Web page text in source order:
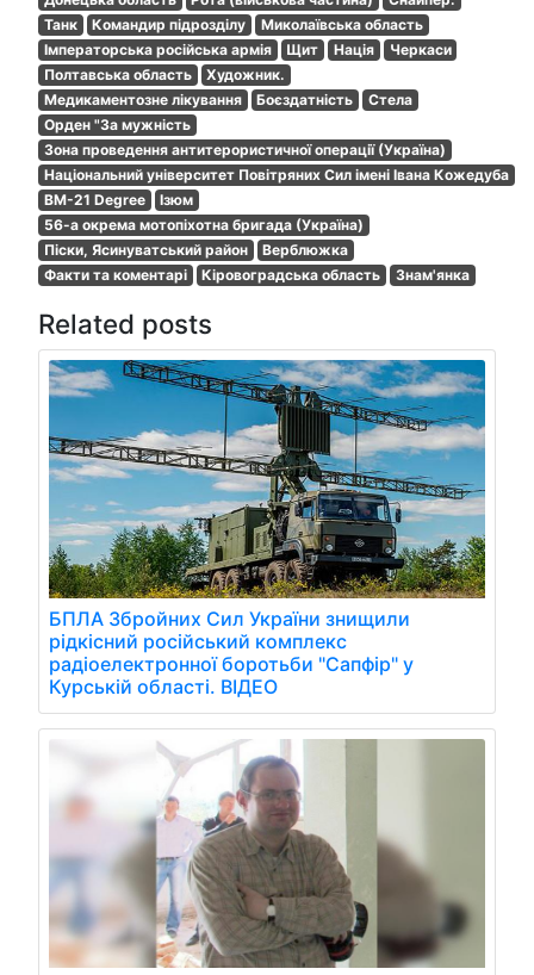
Танк
Командир підрозділу
Миколаївська область
Імператорська російська армія
Щит Нація
Черкаси
Полтавська область
Художник.
Медикаментозне лікування
Боєздатність
Стела
Орден "За мужність
Зона проведення антитерористичної операції (Україна)
Національний університет Повітряних Сил імені Івана Кожедуба
BM-21 Degree
Ізюм
56-а окрема мотопіхотна бригада (Україна)
Піски, Ясинуватський район
Верблюжка
Факти та коментарі
Кіровоградська область Знам'янка
Related posts
БПЛА Збройних Сил України знищили
рідкісний російський комплекс
радіоелектронної боротьби "Сапфір" у
Курській області. ВІДЕО